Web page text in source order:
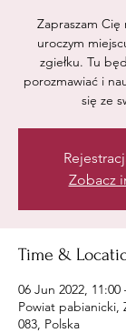
Zapraszam
uroczym
zgiełku. Tu
porozmawiać i
się ze
Zobacz
Time &
06 Jun 2022, 11:00
Powiat pabianicki,
083, Polska